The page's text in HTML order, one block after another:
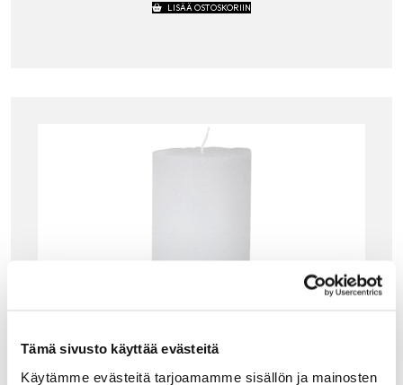
Tämä sivusto käyttää evästeitä
Käytämme evästeitä tarjoamamme sisällön ja mainosten
LISÄÄ OSTOSKORIIN